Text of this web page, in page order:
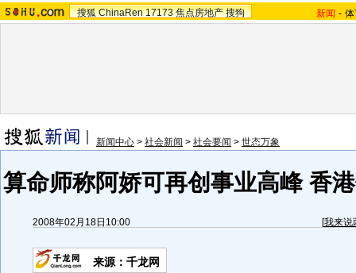
搜狐 ChinaRen 17173 焦点房地产 搜狗 新闻 -
新闻中心 > 社会新闻 > 社会要闻 > 世态万象
算命师称阿娇可再创事业高峰 香
2008年02月18日10:00 [我来说
来源：千龙网